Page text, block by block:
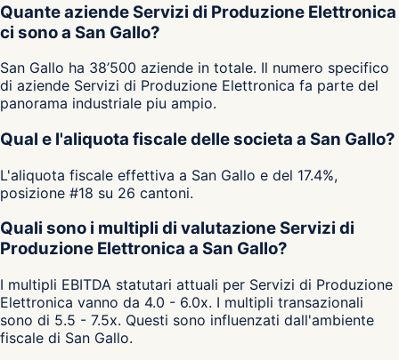
Quante aziende Servizi di Produzione Elettronica
ci sono a San Gallo?
San Gallo ha 38’500 aziende in totale. Il numero specifico
di aziende Servizi di Produzione Elettronica fa parte del
panorama industriale piu ampio.
Qual e l'aliquota fiscale delle societa a San Gallo?
L'aliquota fiscale effettiva a San Gallo e del 17.4%,
posizione #18 su 26 cantoni.
Quali sono i multipli di valutazione Servizi di
Produzione Elettronica a San Gallo?
I multipli EBITDA statutari attuali per Servizi di Produzione
Elettronica vanno da 4.0 - 6.0x. I multipli transazionali
sono di 5.5 - 7.5x. Questi sono influenzati dall'ambiente
fiscale di San Gallo.